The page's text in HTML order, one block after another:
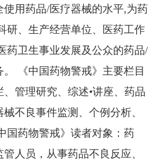
使用药品/医疗器械的水平,为药
研、生产经营单位、医药工作
药卫生事业发展及公众的药品/
《中国药物警戒》主要栏目
管理研究、综述•讲座、药品
不良事件监测、个例分析、
药物警戒》读者对象：药
人员，从事药品不良反应、